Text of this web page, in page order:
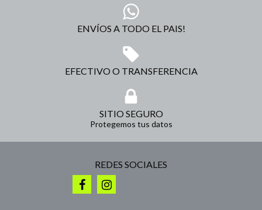
ENVÍOS A TODO EL PAIS!
EFECTIVO O TRANSFERENCIA
SITIO SEGURO
Protegemos tus datos
REDES SOCIALES